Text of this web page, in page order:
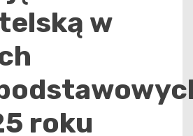
w
roku